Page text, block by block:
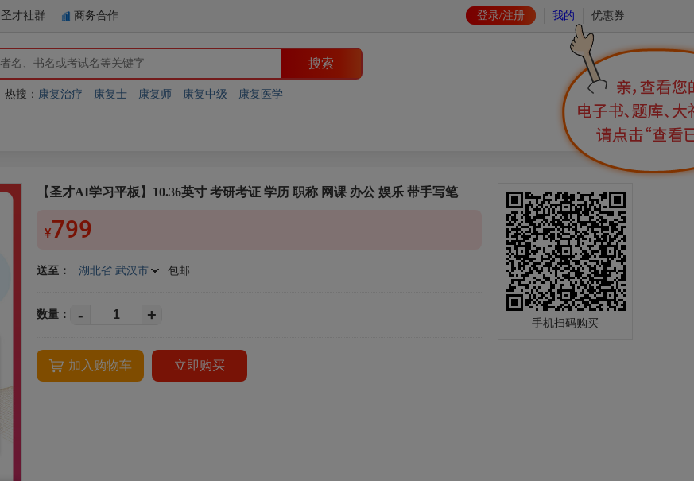
圣才社群 商务合作 登录/注册 我的 优惠券
热搜： 康复治疗 康复士 康复师 康复中级 康复医学
【圣才AI学习平板】10.36英寸 考研考证 学历 职称 网课 办公 娱乐 带手写笔
¥799
送至： 湖北省 武汉市 包邮
数量： - +
加入购物车 立即购买
手机扫码购买